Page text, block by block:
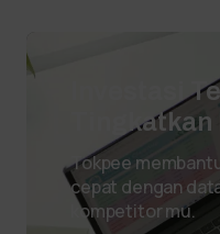
Investasi
Tokpee
cepat dengan
kompetitor mu.